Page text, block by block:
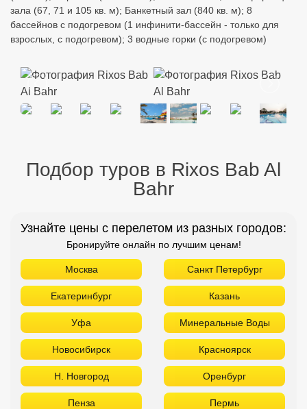
зала (67, 71 и 105 кв. м); Банкетный зал (840 кв. м); 8
бассейнов с подогревом (1 инфинити-бассейн - только для
взрослых, с подогревом); 3 водные горки (с подогревом)
Подбор туров в Rixos Bab Al
Bahr
Узнайте цены с перелетом из разных городов:
Бронируйте онлайн по лучшим ценам!
Москва Санкт Петербург
Екатеринбург Казань
Уфа Минеральные Воды
Новосибирск Красноярск
Н. Новгород Оренбург
Пенза Пермь